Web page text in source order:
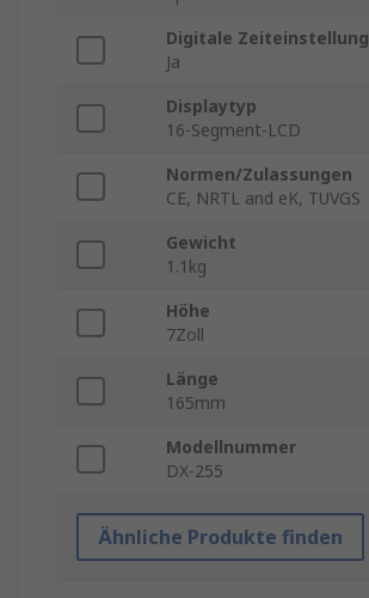
Digitale Zeiteinstellung
Ja
Displaytyp
16-Segment-LCD
Normen/Zulassungen
CE, NRTL and eK, TUVGS
Gewicht
1.1kg
Höhe
7Zoll
Länge
165mm
Modellnummer
DX-255
Ähnliche Produkte finden